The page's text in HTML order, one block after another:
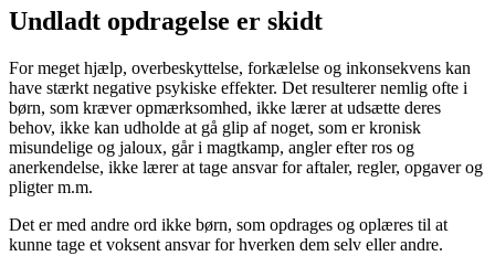
Undladt opdragelse er skidt
For meget hjælp, overbeskyttelse, forkælelse og inkonsekvens kan
have stærkt negative psykiske effekter. Det resulterer nemlig ofte i
børn, som kræver opmærksomhed, ikke lærer at udsætte deres
behov, ikke kan udholde at gå glip af noget, som er kronisk
misundelige og jaloux, går i magtkamp, angler efter ros og
anerkendelse, ikke lærer at tage ansvar for aftaler, regler, opgaver og
pligter m.m.
Det er med andre ord ikke børn, som opdrages og oplæres til at
kunne tage et voksent ansvar for hverken dem selv eller andre.